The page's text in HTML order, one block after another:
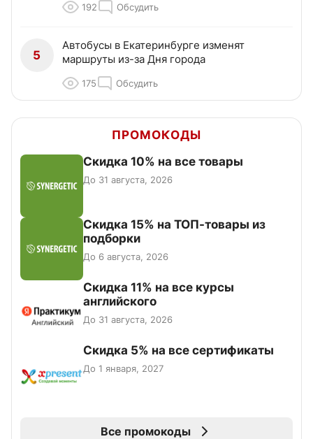
192 Обсудить
5
Автобусы в Екатеринбурге изменят
маршруты из-за Дня города
175 Обсудить
ПРОМОКОДЫ
Скидка 10% на все товары
До 31 августа, 2026
Скидка 15% на ТОП-товары из
подборки
До 6 августа, 2026
Скидка 11% на все курсы
английского
До 31 августа, 2026
Скидка 5% на все сертификаты
До 1 января, 2027
Все промокоды